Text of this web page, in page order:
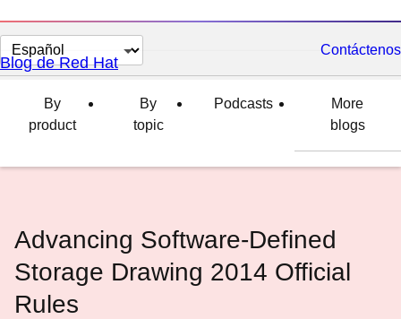
Cambiar
el
idioma
Contáctenos
Blog de Red Hat
By
product
By
topic
Podcasts
More
blogs
Advancing Software-Defined
Storage Drawing 2014 Official
Rules